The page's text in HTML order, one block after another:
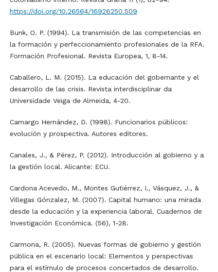
https://doi.org/10.26564/16926250.509
Bunk, O. P. (1994). La transmisión de las competencias en
la formación y perfeccionamiento profesionales de la RFA.
Formación Profesional. Revista Europea, 1, 8-14.
Caballero, L. M. (2015). La educación del gobernante y el
desarrollo de las crisis. Revista interdisciplinar da
Universidade Veiga de Almeida, 4-20.
Camargo Hernández, D. (1998). Funcionarios públicos:
evolución y prospectiva. Autores editores.
Canales, J., & Pérez, P. (2012). Introducción al gobierno y a
la gestión local. Alicante: ECU.
Cardona Acevedo, M., Montes Gutiérrez, I., Vásquez, J., &
Villegas Gónzalez, M. (2007). Capital humano: una mirada
desde la educación y la experiencia laboral. Cuadernos de
Investigación Económica. (56), 1-28.
Carmona, R. (2005). Nuevas formas de gobierno y gestión
pública en el escenario local: Elementos y perspectivas
para el estímulo de procesos concertados de desarrollo.